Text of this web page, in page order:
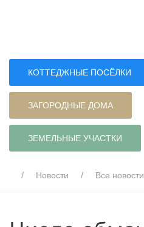
КОТТЕДЖНЫЕ ПОСЁЛКИ
ЗАГОРОДНЫЕ ДОМА
ЗЕМЕЛЬНЫЕ УЧАСТКИ
Новости Все новости